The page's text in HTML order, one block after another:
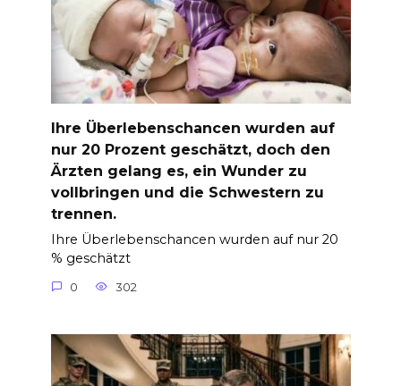
Ihre Überlebenschancen wurden auf
nur 20 Prozent geschätzt, doch den
Ärzten gelang es, ein Wunder zu
vollbringen und die Schwestern zu
trennen.
Ihre Überlebenschancen wurden auf nur 20
% geschätzt
0 302